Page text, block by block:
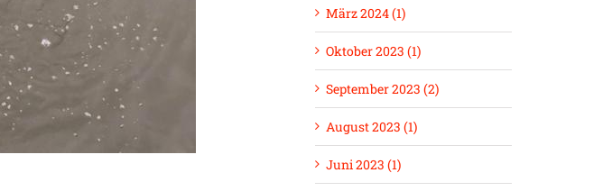
März 2024 (1)
Oktober 2023 (1)
September 2023 (2)
August 2023 (1)
Juni 2023 (1)